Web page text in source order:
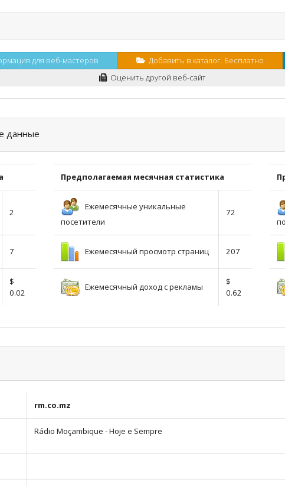
для веб-мастеров
Добавить в каталог. Бесплатно
Оценить другой веб-сайт
данные
2
7
$
0.02
Предполагаемая месячная статистика
Ежемесячные уникальные
посетители
72
Ежемесячный просмотр страниц 207
Ежемесячный доход с рекламы
$
0.62
rm.co.mz
Rádio Moçambique - Hoje e Sempre